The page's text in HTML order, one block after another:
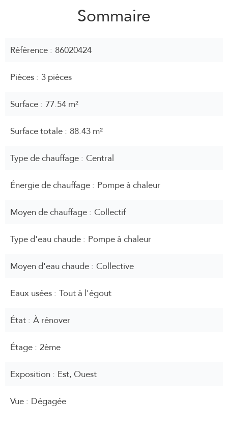
Sommaire
Référence 86020424
Pièces 3 pièces
Surface 77.54 m²
Surface totale 88.43 m²
Type de chauffage Central
Énergie de chauffage Pompe à chaleur
Moyen de chauffage Collectif
Type d'eau chaude Pompe à chaleur
Moyen d'eau chaude Collective
Eaux usées Tout à l'égout
État À rénover
Étage 2ème
Exposition Est, Ouest
Vue Dégagée